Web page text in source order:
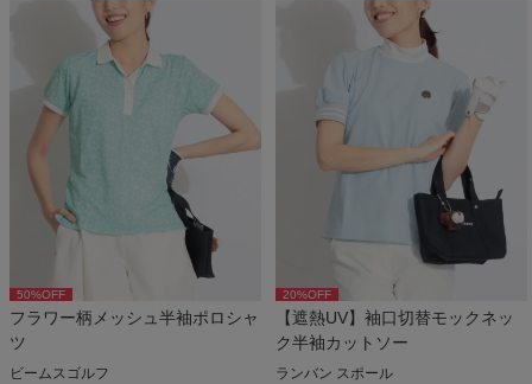
50%OFF
フラワー柄メッシュ半袖ポロシャ
ツ
ビームスゴルフ
20%OFF
【遮熱UV】袖口切替モックネッ
ク半袖カットソー
ランバン スポール